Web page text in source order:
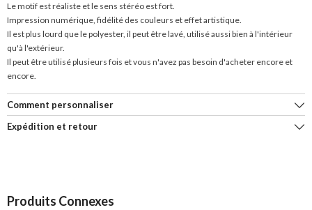
Le motif est réaliste et le sens stéréo est fort.
Impression numérique, fidélité des couleurs et effet artistique.
Il est plus lourd que le polyester, il peut être lavé, utilisé aussi bien à l'intérieur
qu'à l'extérieur.
Il peut être utilisé plusieurs fois et vous n'avez pas besoin d'acheter encore et
encore.
Comment personnaliser
Expédition et retour
Produits Connexes